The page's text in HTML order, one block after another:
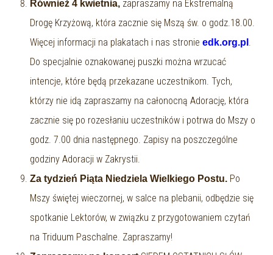
Również 4 kwietnia, zapraszamy na Ekstremalną
Drogę Krzyżową, która zacznie się Mszą św. o godz.18.00.
Więcej informacji na plakatach i nas stronie edk.org.pl .
Do specjalnie oznakowanej puszki można wrzucać
intencje, które będą przekazane uczestnikom. Tych,
którzy nie idą zapraszamy na całonocną Adorację, która
zacznie się po rozesłaniu uczestników i potrwa do Mszy o
godz. 7.00 dnia następnego. Zapisy na poszczególne
godziny Adoracji w Zakrystii.
Za tydzień Piąta Niedziela Wielkiego Postu. Po
Mszy świętej wieczornej, w salce na plebanii, odbędzie się
spotkanie Lektorów, w związku z przygotowaniem czytań
na Triduum Paschalne. Zapraszamy!